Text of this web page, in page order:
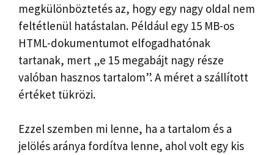
megkülönböztetés az, hogy egy nagy oldal nem
feltétlenül hatástalan. Például egy 15 MB-os
HTML-dokumentumot elfogadhatónak
tartanak, mert „e 15 megabájt nagy része
valóban hasznos tartalom”. A méret a szállított
értéket tükrözi.
Ezzel szemben mi lenne, ha a tartalom és a
jelölés aránya fordítva lenne, ahol volt egy kis